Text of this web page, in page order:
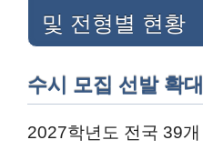
및 전형별 현황
수시 모집 선발 확
2027학년도 전국 39